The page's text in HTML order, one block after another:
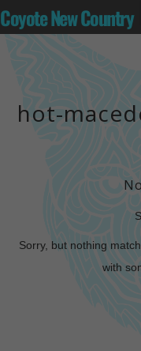
Coyote New Country
hot-
Sorry, but nothing
with